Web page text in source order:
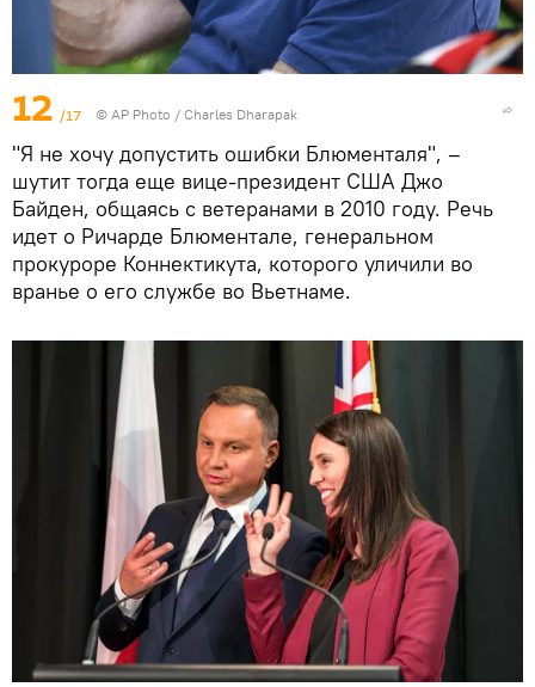
12 /17 © AP Photo / Charles Dharapak
"Я не хочу допустить ошибки Блюменталя", –
шутит тогда еще вице-президент США Джо
Байден, общаясь с ветеранами в 2010 году. Речь
идет о Ричарде Блюментале, генеральном
прокуроре Коннектикута, которого уличили во
вранье о его службе во Вьетнаме.